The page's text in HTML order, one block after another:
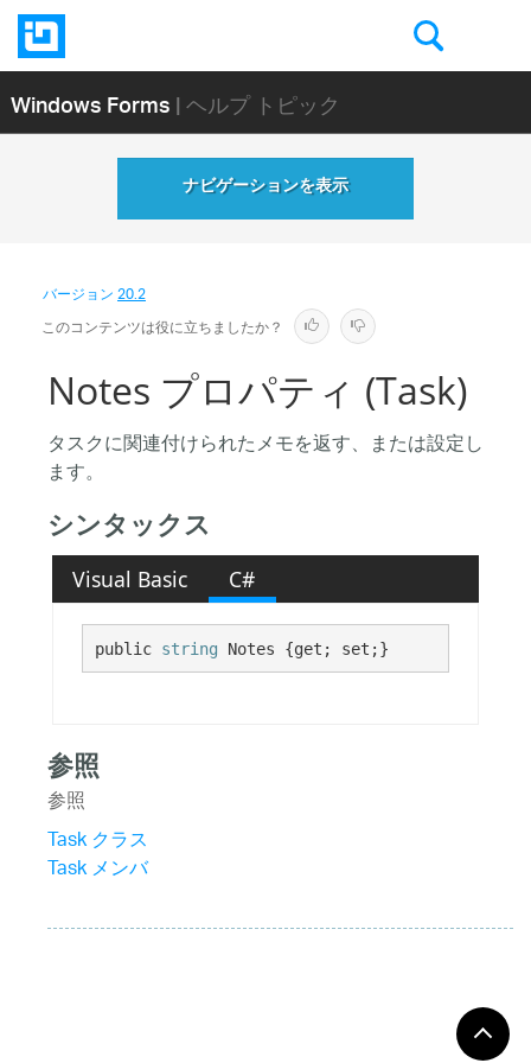
Windows Forms| ヘルプ トピック
ナビゲーションを表示
バージョン20.2
このコンテンツは役に立ちましたか？
Notes プロパティ (Task)
タスクに関連付けられたメモを返す、または設定し
ます。
シンタックス
Visual Basic C#
public string Notes {get; set;}
参照
参照
Task クラス
Task メンバ